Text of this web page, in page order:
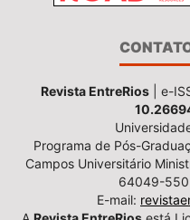
Revista EntreRios | e-
Programa de Pós-
Campos Universitário
64049-550
E-mail: